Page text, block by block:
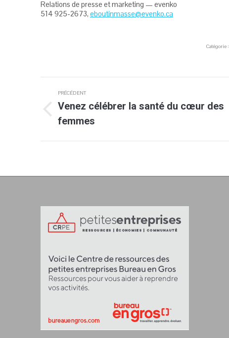
Relations de presse et marketing — evenko
514 925-2673, eboutinmasse@evenko.ca
Catégorie :
Navigation
article
PRÉCÉDENT
précédent
Venez célébrer la santé du cœur des
femmes